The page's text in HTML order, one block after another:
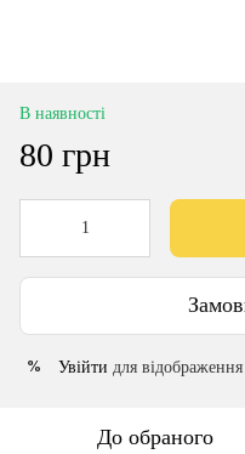
В наявності
80 грн
% Увійти для
До обраного